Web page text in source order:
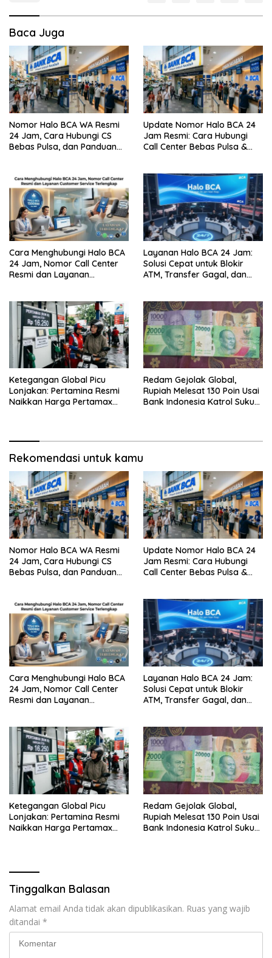
Baca Juga
Nomor Halo BCA WA Resmi
24 Jam, Cara Hubungi CS
Bebas Pulsa, dan Panduan
Update Nomor Halo BCA 24
Jam Resmi: Cara Hubungi
Call Center Bebas Pulsa &
Cara Menghubungi Halo BCA
24 Jam, Nomor Call Center
Resmi dan Layanan
Layanan Halo BCA 24 Jam:
Solusi Cepat untuk Blokir
ATM, Transfer Gagal, dan
Ketegangan Global Picu
Lonjakan: Pertamina Resmi
Naikkan Harga Pertamax
Redam Gejolak Global,
Rupiah Melesat 130 Poin Usai
Bank Indonesia Katrol Suku
Rekomendasi untuk kamu
Nomor Halo BCA WA Resmi
24 Jam, Cara Hubungi CS
Bebas Pulsa, dan Panduan
Update Nomor Halo BCA 24
Jam Resmi: Cara Hubungi
Call Center Bebas Pulsa &
Cara Menghubungi Halo BCA
24 Jam, Nomor Call Center
Resmi dan Layanan
Layanan Halo BCA 24 Jam:
Solusi Cepat untuk Blokir
ATM, Transfer Gagal, dan
Ketegangan Global Picu
Lonjakan: Pertamina Resmi
Naikkan Harga Pertamax
Redam Gejolak Global,
Rupiah Melesat 130 Poin Usai
Bank Indonesia Katrol Suku
Tinggalkan Balasan
Alamat email Anda tidak akan dipublikasikan. Ruas yang wajib
ditandai *